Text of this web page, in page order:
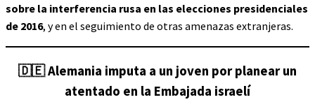
sobre la interferencia rusa en las elecciones presidenciales
de 2016, y en el seguimiento de otras amenazas extranjeras.
🇩🇪Alemania imputa a un joven por planear un
atentado en la Embajada israelí